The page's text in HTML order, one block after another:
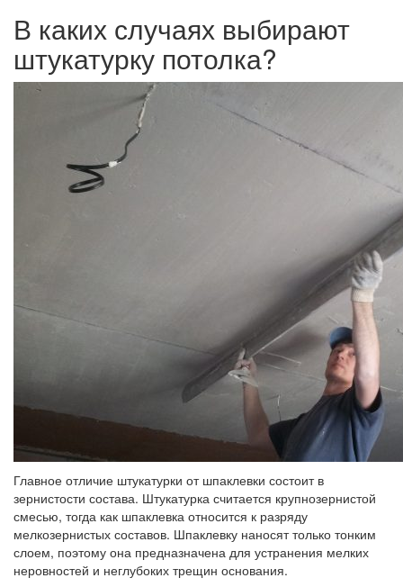
В каких случаях выбирают
штукатурку потолка?
Главное отличие штукатурки от шпаклевки состоит в
зернистости состава. Штукатурка считается крупнозернистой
смесью, тогда как шпаклевка относится к разряду
мелкозернистых составов. Шпаклевку наносят только тонким
слоем, поэтому она предназначена для устранения мелких
неровностей и неглубоких трещин основания.